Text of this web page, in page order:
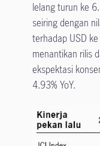
lelang turun ke
seiring dengan
terhadap USD
menantikan rilis
ekspektasi
4.93% YoY.